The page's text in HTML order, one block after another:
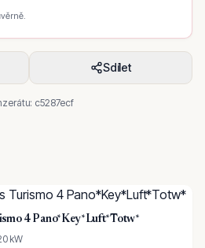
Sdílet
c5287ecf
4 Pano*Key*Luft*Totw*
kW